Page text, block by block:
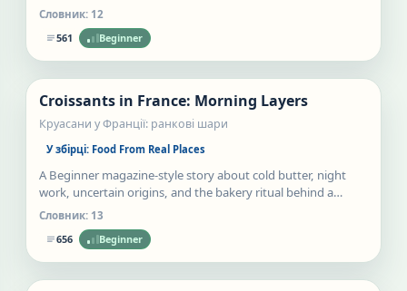
Словник: 12
561
Beginner
Статті
Нове
Croissants in France: Morning Layers
Круасани у Франції: ранкові шари
У збірці: Food From Real Places
A Beginner magazine-style story about cold butter, night
work, uncertain origins, and the bakery ritual behind a
French croissant.
Словник: 13
656
Beginner
Нове